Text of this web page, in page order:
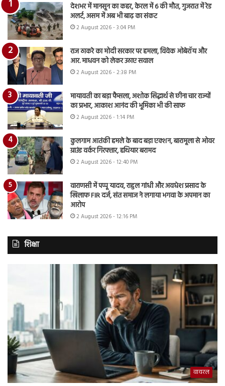
देशभर में मानसून का कहर, केरल में 6 की मौत, गुजरात में रेड
अलर्ट, असम में अब भी बाढ़ का संकट
2 August 2026 - 3:04 PM
राज ठाकरे का मोदी सरकार पर हमला, विवेक ओबेरॉय और
आर. माधवन को लेकर उठाए सवाल
2 August 2026 - 2:38 PM
मायावती का बड़ा फैसला, अशोक सिद्धार्थ से छीना चार राज्यों
का प्रभार, आकाश आनंद की भूमिका भी की साफ
2 August 2026 - 1:14 PM
कुलगाम आतंकी हमले के बाद बड़ा एक्शन, बारामूला से ओवर
ग्राउंड वर्कर गिरफ्तार, हथियार बरामद
2 August 2026 - 12:40 PM
वाराणसी में पप्पू यादव, राहुल गांधी और अवधेश प्रसाद के
खिलाफ FIR दर्ज, संत समाज ने लगाया भगवा के अपमान का
आरोप
2 August 2026 - 12:16 PM
शिक्षा
वायरल